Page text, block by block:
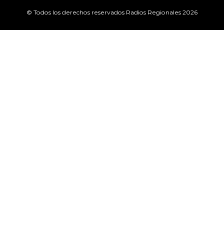
© Todos los derechos reservados Radios Regionales 2026